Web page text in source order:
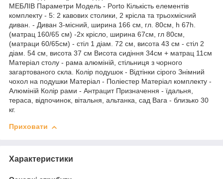
МЕБЛІВ Параметри Модель - Porto Кількість елементів
комплекту - 5: 2 кавових столики, 2 крісла та трьохмісний
диван. - Диван 3-місний, ширина 166 см, гл. 80см, h 67h.
(матрац 160/65 см) -2x крісло, ширина 67см, гл 80см,
(матраци 60/65см) - стіл 1 діам. 72 см, висота 43 см - стіл 2
діам. 54 см, висота 37 см Висота сидіння 34см + матрац 11см
Матеріал столу - рама алюміній, стільниця з чорного
загартованого скла. Колір подушок - Відтінки сірого Знімний
чохол на подушки Матеріал - Поліестер Матеріал комплекту -
Алюміній Колір рами - Антрацит Призначення - їдальня,
тераса, відпочинок, вітальня, альтанка, сад Вага - близько 30
кг.
Приховати
Характеристики